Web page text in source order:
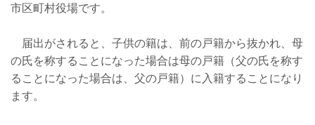
市区町村役場です。
届出がされると、子供の籍は、前の戸籍から抜かれ、母
の氏を称することになった場合は母の戸籍（父の氏を称す
ることになった場合は、父の戸籍）に入籍することになり
ます。